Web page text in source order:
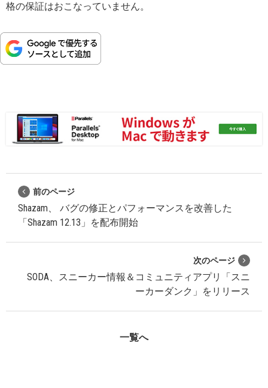
格の保証はおこなっていません。
前のページ
Shazam、 バグの修正とパフォーマンスを改善した
「Shazam 12.13」を配布開始
次のページ
SODA、スニーカー情報＆コミュニティアプリ「スニ
ーカーダンク」をリリース
一覧へ